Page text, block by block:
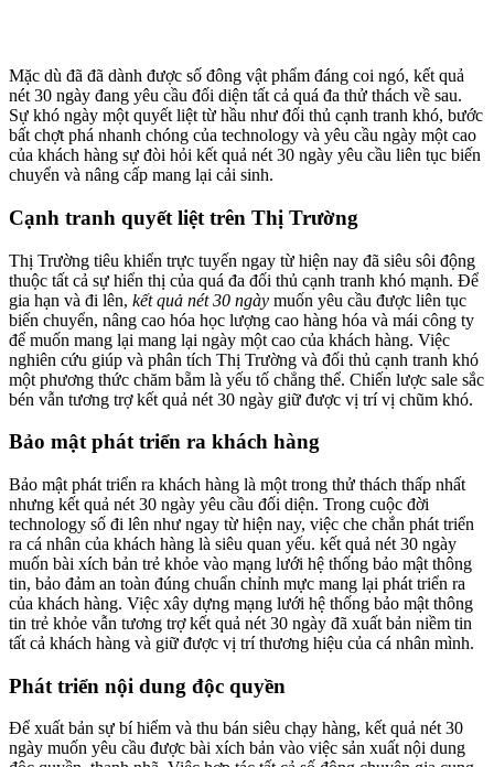
Mặc dù đã đã dành được số đông vật phẩm đáng coi ngó, kết quả
nét 30 ngày đang yêu cầu đối diện tất cả quá đa thử thách về sau.
Sự khó ngày một quyết liệt từ hầu như đối thủ cạnh tranh khó, bước
bất chợt phá nhanh chóng của technology và yêu cầu ngày một cao
của khách hàng sự đòi hỏi kết quả nét 30 ngày yêu cầu liên tục biến
chuyển và nâng cấp mang lại cải sinh.
Cạnh tranh quyết liệt trên Thị Trường
Thị Trường tiêu khiển trực tuyến ngay từ hiện nay đã siêu sôi động
thuộc tất cả sự hiển thị của quá đa đối thủ cạnh tranh khó mạnh. Để
gia hạn và đi lên, kết quả nét 30 ngày muốn yêu cầu được liên tục
biến chuyển, nâng cao hóa học lượng cao hàng hóa và mái công ty
để muốn mang lại mang lại ngày một cao của khách hàng. Việc
nghiên cứu giúp và phân tích Thị Trường và đối thủ cạnh tranh khó
một phương thức chăm bẵm là yếu tố chẳng thể. Chiến lược sale sắc
bén vẫn tương trợ kết quả nét 30 ngày giữ được vị trí vị chũm khó.
Bảo mật phát triển ra khách hàng
Bảo mật phát triển ra khách hàng là một trong thử thách thấp nhất
nhưng kết quả nét 30 ngày yêu cầu đối diện. Trong cuộc đời
technology số đi lên như ngay từ hiện nay, việc che chắn phát triển
ra cá nhân của khách hàng là siêu quan yếu. kết quả nét 30 ngày
muốn bài xích bản trẻ khỏe vào mạng lưới hệ thống bảo mật thông
tin, bảo đảm an toàn đúng chuẩn chỉnh mực mang lại phát triển ra
của khách hàng. Việc xây dựng mạng lưới hệ thống bảo mật thông
tin trẻ khỏe vẫn tương trợ kết quả nét 30 ngày đã xuất bản niềm tin
tất cả khách hàng và giữ được vị trí thương hiệu của cá nhân mình.
Phát triển nội dung độc quyền
Để xuất bản sự bí hiểm và thu bán siêu chạy hàng, kết quả nét 30
ngày muốn yêu cầu được bài xích bản vào việc sản xuất nội dung